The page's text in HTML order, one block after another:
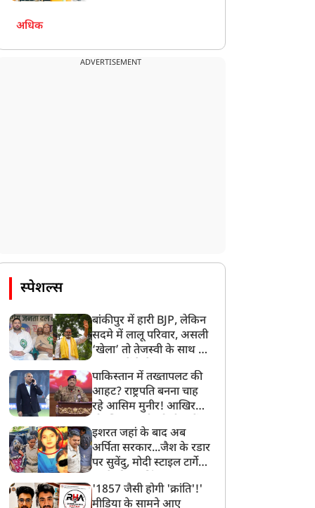
अधिक
ADVERTISEMENT
स्पेशल्स
बांकीपुर में हारी BJP, लेकिन
सदमे में लालू परिवार, असली
‘खेला’ तो तेजस्वी के साथ हो
पाकिस्तान में तख्तापलट की
आहट? राष्ट्रपति बनना चाह
रहे आसिम मुनीर! आखिर
बनाया मोहरा?
इशरत जहां के बाद अब
अर्पिता सरकार...जैश के रडार
पर सुवेंदु, मोदी स्टाइल टार्गेट
बड़ा एक्शन!
'1857 जैसी होगी 'क्रांति'!'
मीडिया के सामने आए